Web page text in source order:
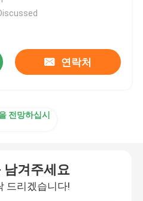
연락처
전망하십시
남겨주세요
드리겠습니다!